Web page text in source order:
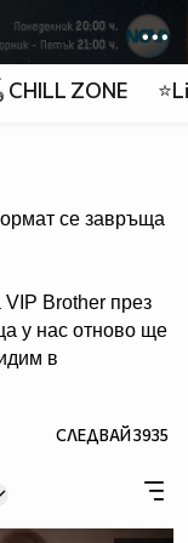
ZONE
се завръща
Brother през
у нас отново ще
в
в ефира през
в ръцете на
СЛЕДВАЙ3935